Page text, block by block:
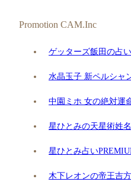
Promotion CAM.Inc
ゲッターズ飯田の占い
水晶玉子 新ペルシャ
中園ミホ 女の絶対運
星ひとみの天星術姓
星ひとみ占い
木下レオンの帝王吉